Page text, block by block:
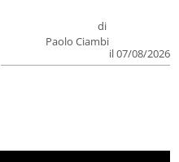
di
Paolo Ciambi
il 07/08/2026